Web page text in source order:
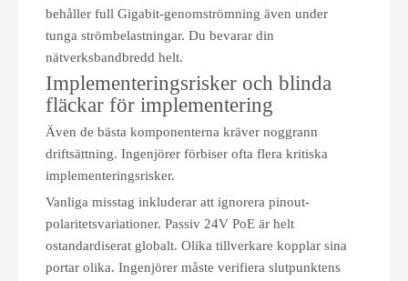
behåller full Gigabit-genomströmning även under
tunga strömbelastningar. Du bevarar din
nätverksbandbredd helt.
Implementeringsrisker och blinda
fläckar för implementering
Även de bästa komponenterna kräver noggrann
driftsättning. Ingenjörer förbiser ofta flera kritiska
implementeringsrisker.
Vanliga misstag inkluderar att ignorera pinout-
polaritetsvariationer. Passiv 24V PoE är helt
ostandardiserat globalt. Olika tillverkare kopplar sina
portar olika. Ingenjörer måste verifiera slutpunktens